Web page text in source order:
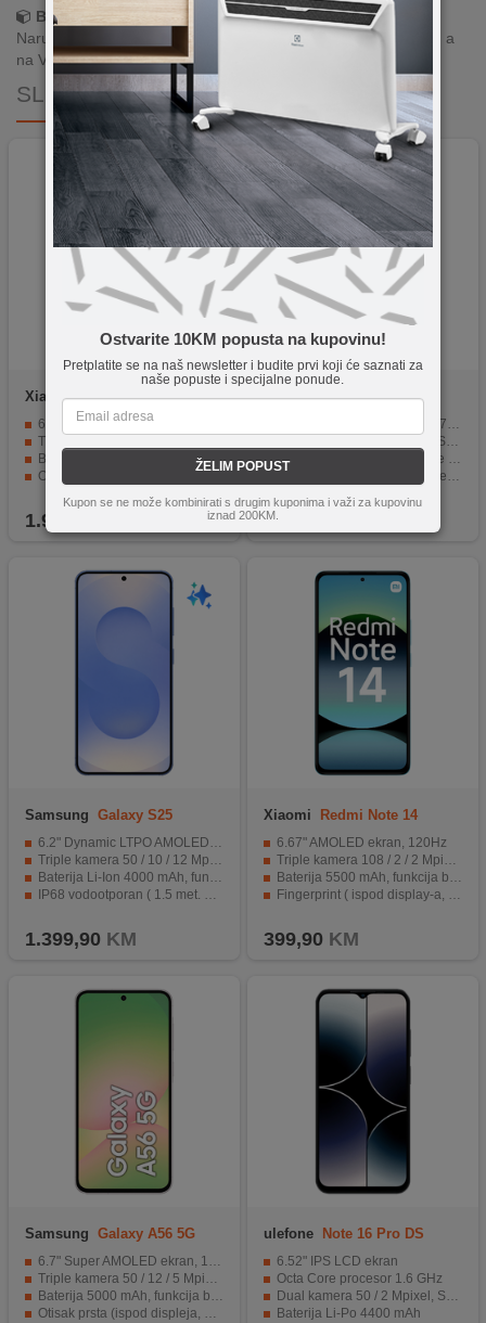
Ostvarite 10KM popusta na kupovinu!
Pretplatite se na naš newsletter i budite prvi koji će saznati za
naše popuste i specijalne ponude.
ŽELIM POPUST
Kupon se ne može kombinirati s drugim kuponima i važi za kupovinu
iznad 200KM.
Brza dostava!
Narudžbe zaprimljene radnim danima do 13h šaljemo isti dan, a
na Vašoj adresi paket je već za 24–48h.
SLIČNI PROIZVODI
Xiaomi Xiaomi 17T Pro 5G
12GB/512GB Black
6.83" AMOLED ekran, 144Hz, Corning Gorilla Glass 7i
Triple kamera 50 Mpixel, Selfie 32 Mpixel, Leica lens
Baterija 7000 mAh, funkcija brzo punjenje 100 W, PD3.0, QC4
Otisak prsta (unutar zaslona, optički), akcelerometar, žiroskop, senzor blizine, kompas ...
Operativni sistem Android 16, HyperOS 3
1.999,00
Samsung Galaxy A07
6.7" PLS LCD ekran, 90Hz, 720 x 1600 pixel
Dual kamera 50 / 2 Mpixel, Selfie 8 Mpixel
Baterija 5000 mAh, punjenje 25 W
Bočni senzor otiska prsta, Senzor svjetla, Senzor blizine
IP54 zaštita od prašine i otpornost na vodu
229,90
Samsung Galaxy S25
6.2" Dynamic LTPO AMOLED 2X, 120Hz, HDR10+
Triple kamera 50 / 10 / 12 Mpixel, Selfie 12 Mpixel
Baterija Li-Ion 4000 mAh, funkcija brzo punjenje 25 W
IP68 vodootporan ( 1.5 met. do 30 min. )
1.399,90 KM
Xiaomi
Redmi Note 14
6.67" AMOLED ekran, 120Hz
Triple kamera 108 / 2 / 2 Mpixel, Selfie 20 Mpixel
Baterija 5500 mAh, funkcija brzo punjenje 33 W
Fingerprint ( ispod display-a, optički ), žiroskop, kompas
399,90 KM
Samsung Galaxy A56 5G
6.7" Super AMOLED ekran, 120Hz, HDR10+
Triple kamera 50 / 12 / 5 Mpixel, Selfie 12 Mpixel
Baterija 5000 mAh, funkcija brzo punjenje 45 W
Otisak prsta (ispod displeja, optički), akcelerometar, žiroskop, kompas, Circle to Search
ulefone
Note 16 Pro DS
6.52" IPS LCD ekran
Octa Core procesor 1.6 GHz
Dual kamera 50 / 2 Mpixel, Selfie 8 Mpixel
Baterija Li-Po 4400 mAh